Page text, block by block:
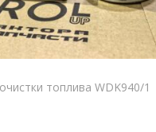
топлива WDK940/1